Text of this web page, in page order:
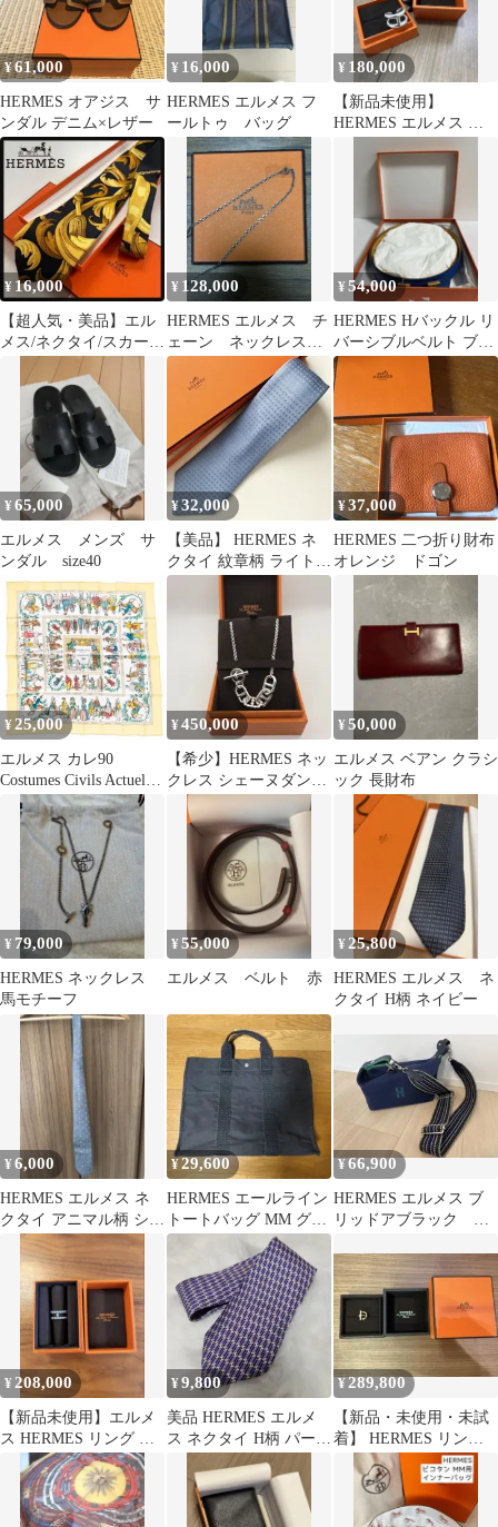
¥61,000
HERMES オアジス サ
ンダル デニム×レザー
¥ 16,000
HERMES エルメス フ
ールトゥ バッグ
¥ 180,000
【新品未使用】
HERMES エルメス オ
正規品
¥ 16,000
【超人気・美品】エル
メス/ネクタイ/スカーフ
柄/ブラック×ゴールド
¥ 128,000
HERMES エルメス チ
ェーン ネックレス
ヴィンテージ
¥54,000
HERMES Hバックル リ
バーシブルベルト ブル
ー イエロー
¥65,000
エルメス メンズ サ
ンダル size40
¥32,000
【美品】 HERMES ネ
クタイ 紋章柄 ライトブ
ルー
¥37,000
HERMES 二つ折り財布
オレンジ ドゴン
¥25,000
エルメス カレ90
Costumes Civils Actuels
スカーフ
¥450,000
【希少】HERMES ネッ
クレス シェーヌダンク
ル アレアⅡ
¥50,000
エルメス ベアン クラシ
ック 長財布
¥ 79,000
HERMES ネックレス
馬モチーフ
¥55,000
エルメス ベルト 赤
¥25,800
HERMES エルメス ネ
クタイ H柄 ネイビー
¥6,000
HERMES エルメス ネ
クタイ アニマル柄 シル
¥29,600
HERMES エールライン
トートバッグ MM グレ
ー
¥66,900
HERMES エルメス ブ
リッドアブラック ス
付
¥ 208,000
【新品未使用】エルメ
ス HERMES リング ア
レアII ボール サイズ54
¥9,800
美品 HERMES エルメ
ス ネクタイ H柄 パープ
ル シルク 5393 OA
¥289,800
【新品・未使用・未試
着】 HERMES リング
エシャぺ PM 52